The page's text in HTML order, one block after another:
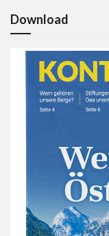
Download